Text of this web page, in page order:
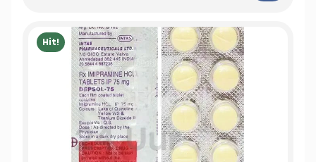
Hit!